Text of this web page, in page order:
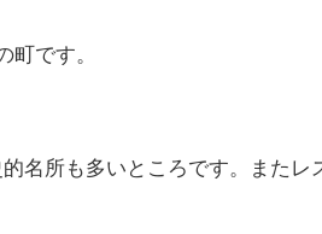
町です。
名所も多いところです。またレ